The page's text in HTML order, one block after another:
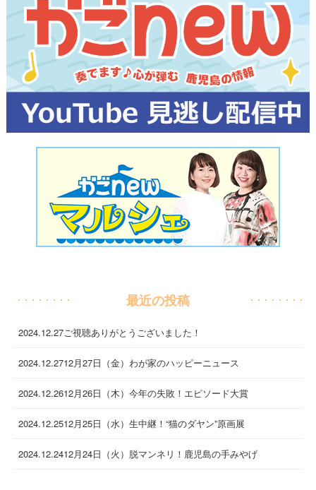
最近の投稿
2024.12.27ご視聴ありがとうございました！
2024.12.2712月27日（金）わが家のハッピーニュース
2024.12.2612月26日（木）今年の失敗！エピソード大賞
2024.12.2512月25日（水）生中継！“猫のダヤン”原画展
2024.12.2412月24日（火）脱マンネリ！鹿児島の手みやげ